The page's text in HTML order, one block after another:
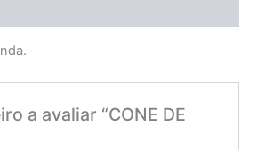
a avaliar “CONE DE